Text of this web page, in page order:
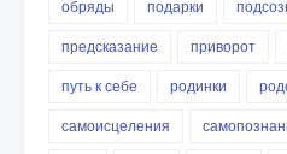
обряды
подарки
предсказание
приворот
путь к себе
родинки
самоисцеления